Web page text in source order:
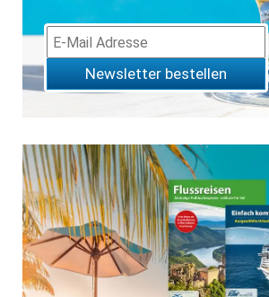
Newsletter bestellen